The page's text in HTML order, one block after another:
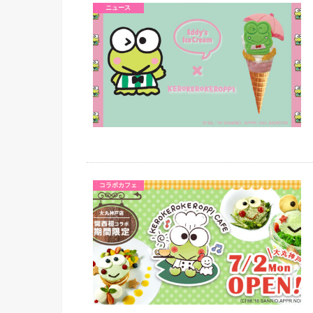
ニュース
コラボカフェ